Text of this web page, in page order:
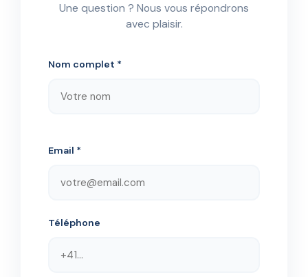
Une question ? Nous vous répondrons
avec plaisir.
Nom complet *
Email *
Téléphone